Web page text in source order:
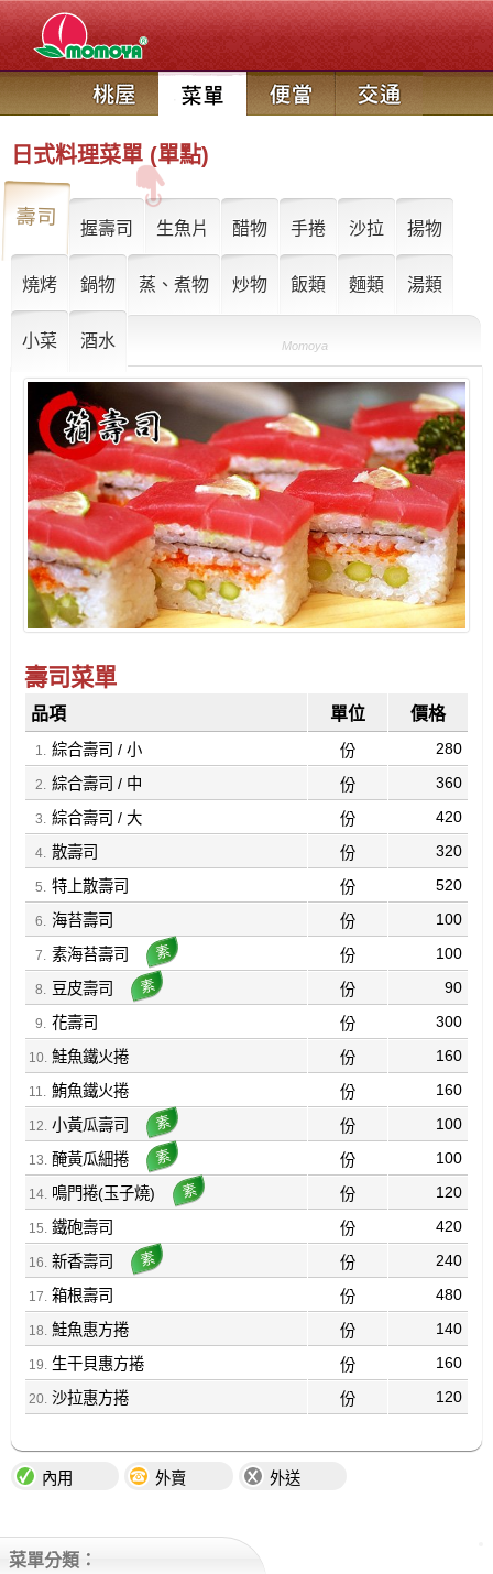
日式料理菜單 (單點)
壽司
握壽司 生魚片 醋物 手捲 沙拉 揚物
燒烤 鍋物 蒸、煮物 炒物 飯類 麵類 湯類
小菜 酒水 Momoya
壽司菜單
品項 單位 價格
綜合壽司 / 小 份
280
綜合壽司 / 中
份
360
綜合壽司 / 大
份
420
散壽司
份
320
特上散壽司
份
520
海苔壽司
份
100
素海苔壽司
份
100
豆皮壽司
份
90
花壽司
份
300
鮭魚鐵火捲
份
160
鮪魚鐵火捲
份
160
小黃瓜壽司
份
100
醃黃瓜細捲
份
100
鳴門捲(玉子燒)
份
120
鐵砲壽司
份
420
新香壽司
份
240
箱根壽司
份
480
鮭魚惠方捲
份
140
生干貝惠方捲
份
160
沙拉惠方捲
份 120
內用 外賣 外送
菜單分類：